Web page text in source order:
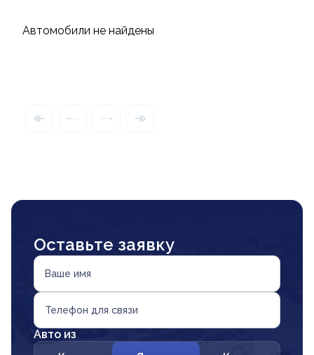
Автомобили не найдены
Оставьте заявку
Ваше имя
Телефон для связи
Авто из